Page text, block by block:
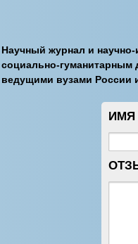
Научный журнал и
социально-гуманитарным
ведущими вузами России
ИМЯ